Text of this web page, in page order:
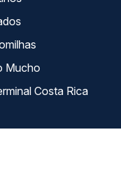
Mucho
La terminal Costa Rica